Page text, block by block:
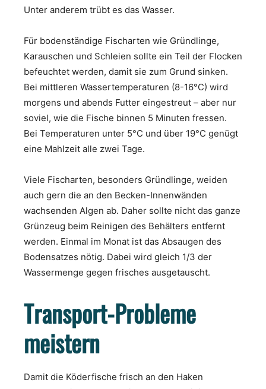
Unter anderem trübt es das Wasser.
Für bodenständige Fischarten wie Gründlinge,
Karauschen und Schleien sollte ein Teil der Flocken
befeuchtet werden, damit sie zum Grund sinken.
Bei mittleren Wassertemperaturen (8-16°C) wird
morgens und abends Futter eingestreut – aber nur
soviel, wie die Fische binnen 5 Minuten fressen.
Bei Temperaturen unter 5°C und über 19°C genügt
eine Mahlzeit alle zwei Tage.
Viele Fischarten, besonders Gründlinge, weiden
auch gern die an den Becken-Innenwänden
wachsenden Algen ab. Daher sollte nicht das ganze
Grünzeug beim Reinigen des Behälters entfernt
werden. Einmal im Monat ist das Absaugen des
Bodensatzes nötig. Dabei wird gleich 1/3 der
Wassermenge gegen frisches ausgetauscht.
Transport-Probleme
meistern
Damit die Köderfische frisch an den Haken